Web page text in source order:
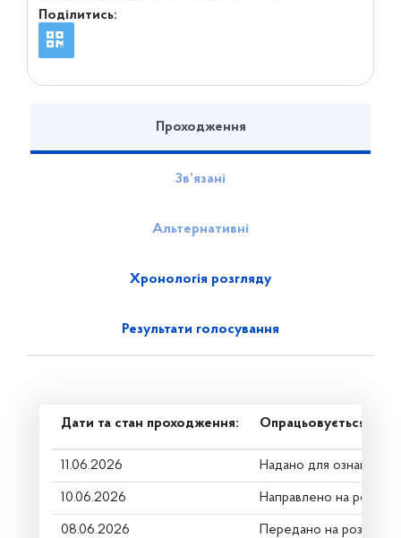
Поділитись:
Проходження
Зв’язані
Альтернативні
Хронологія розгляду
Результати голосування
Дати та стан проходження: Опрацьовується в
11.06.2026 Надано для
10.06.2026 Направлено на
08.06.2026 Передано на розгляд